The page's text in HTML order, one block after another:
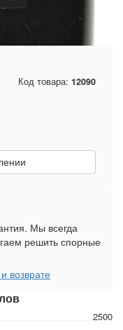
2500
Код товара: 12090
Мы всегда
решить спорные
возврате